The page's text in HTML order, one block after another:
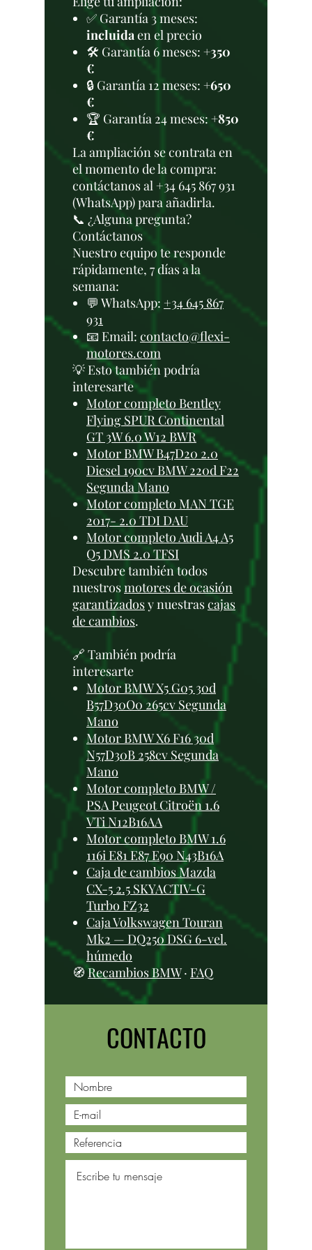
✅ Garantía 3 meses:
incluidaen el precio
🛠️ Garantía 6 meses: +350
€
🔒 Garantía 12 meses: +650
€
🏆 Garantía 24 meses:+850
€
La ampliación se contrata en
el momento de la compra:
contáctanos al +34 645 867 931
(WhatsApp) para añadirla.
📞 ¿Alguna pregunta?
Contáctanos
Nuestro equipo te responde
rápidamente, 7 días a la
semana:
💬 WhatsApp: +34 645 867
931
📧 Email: contacto@flexi-
motores.com
💡 Esto también podría
interesarte
Motor completo Bentley
Flying SPUR Continental
GT 3W 6.0 W12 BWR
Motor BMW B47D20 2.0
Diesel 190cv BMW 220d F22
Segunda Mano
Motor completo MAN TGE
2017- 2.0 TDI DAU
Motor completo Audi A4 A5
Q5 DMS 2.0 TFSI
Descubre también todos
nuestrosmotores de ocasión
garantizadosy nuestrascajas
de cambios.
🔗 También podría
interesarte
Motor BMW X5 G05 30d
B57D30O0 265cv Segunda
Mano
Motor BMW X6 F16 30d
N57D30B 258cv Segunda
Mano
Motor completo BMW /
PSA Peugeot Citroën 1.6
VTi N12B16AA
Motor completo BMW 1.6
116i E81 E87 E90 N43B16A
Caja de cambios Mazda
CX-5 2.5 SKYACTIV-G
Turbo FZ32
Caja Volkswagen Touran
Mk2 — DQ250 DSG 6-vel.
húmedo
🧭Recambios BMW· FAQ
CONTACTO